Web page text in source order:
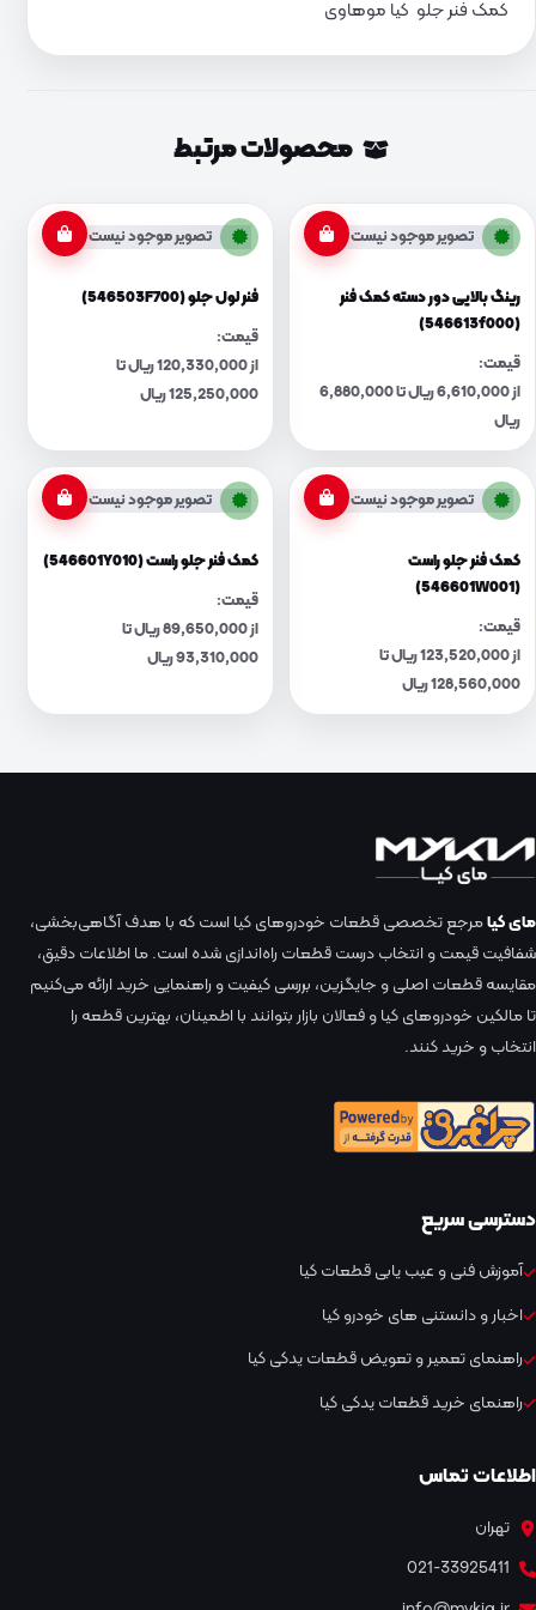
کمک فنر جلو کیا موهاوی
محصولات مرتبط
تصویر موجود نیست
رینگ بالایی دور دسته کمک فنر
(546613f000)
قیمت:
از 6,610,000 ریال تا 6,880,000
ریال
تصویر موجود نیست
فنر لول جلو (546503F700)
قیمت:
از 120,330,000 ریال تا
125,250,000 ریال
تصویر موجود نیست
کمک فنر جلو راست
(546601W001)
قیمت:
از 123,520,000 ریال تا
128,560,000 ریال
تصویر موجود نیست
کمک فنر جلو راست (546601Y010)
قیمت:
از 89,650,000 ریال تا
93,310,000 ریال
مای کیامرجع تخصصی قطعات خودروهای کیا است که با هدف آگاهی‌بخشی،
شفافیت قیمت و انتخاب درست قطعات راه‌اندازی شده است. ما اطلاعات دقیق،
مقایسه قطعات اصلی و جایگزین، بررسی کیفیت و راهنمایی خرید ارائه می‌کنیم
تا مالکین خودروهای کیا و فعالان بازار بتوانند با اطمینان، بهترین قطعه را
انتخاب و خرید کنند.
دسترسی سریع
آموزش فنی و عیب یابی قطعات کیا
اخبار و دانستنی های خودرو کیا
راهنمای تعمیر و تعویض قطعات یدکی کیا
راهنمای خرید قطعات یدکی کیا
اطلاعات تماس
تهران
021-33925411